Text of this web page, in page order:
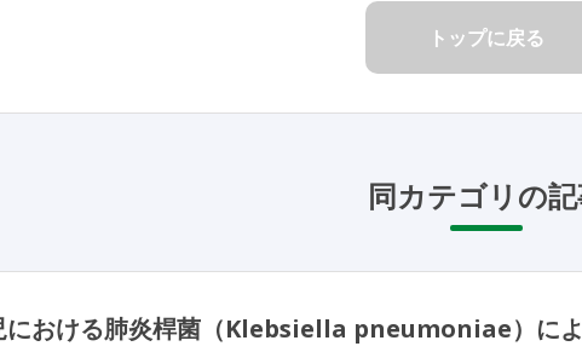
トップに戻る
同カテゴリの
における肺炎桿菌（Klebsiella pneumoniae）に